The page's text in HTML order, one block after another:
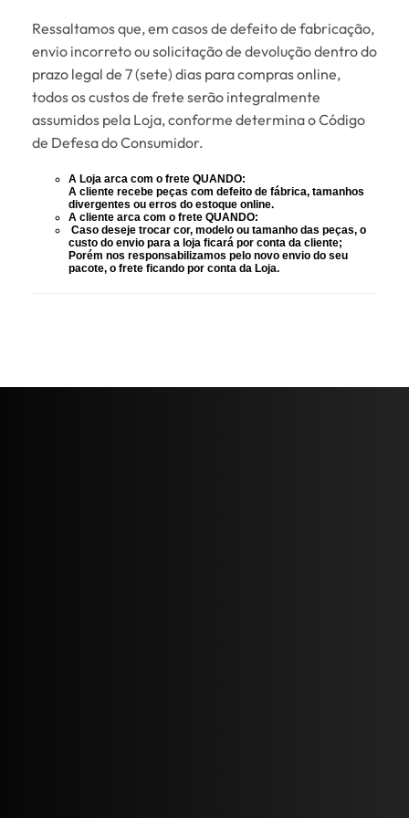
Ressaltamos que, em casos de defeito de fabricação,
envio incorreto ou solicitação de devolução dentro do
prazo legal de 7 (sete) dias para compras online,
todos os custos de frete serão integralmente
assumidos pela Loja, conforme determina o Código
de Defesa do Consumidor.
A Loja arca com o frete QUANDO:
A cliente recebe peças com defeito de fábrica, tamanhos
divergentes ou erros do estoque online.
A cliente arca com o frete QUANDO:
Caso deseje trocar cor, modelo ou tamanho das peças, o
custo do envio para a loja ficará por conta da cliente;
Porém nos responsabilizamos pelo novo envio do seu
pacote, o frete ficando por conta da Loja.